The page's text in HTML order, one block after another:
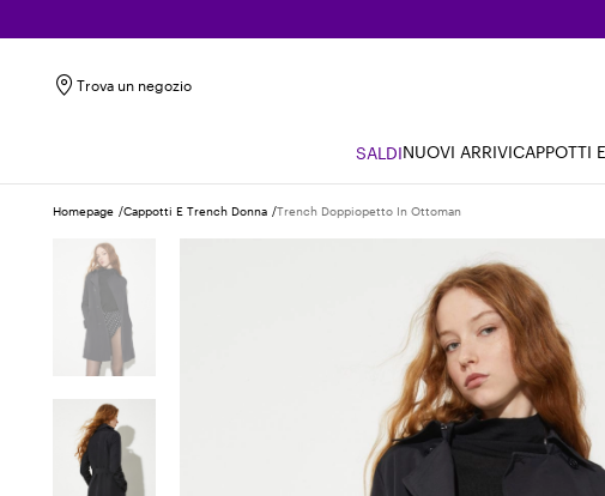
Trova un negozio
SALDINUOVI ARRIVICAPPOTTI
Homepage Cappotti E Trench Donna Trench Doppiopetto In Ottoman